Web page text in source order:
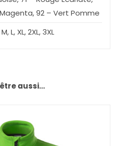
92 – Vert Pomme
L, XL, 2XL, 3XL
aussi…